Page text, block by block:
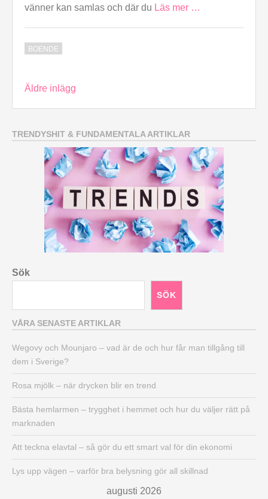
vänner kan samlas och där du Läs mer …
BOENDE
Inläggsnavigering
Äldre inlägg
TRENDYSHIT & FUNDAMENTALA ARTIKLAR
Sök
SÖK
VÅRA SENASTE ARTIKLAR
Wegovy och Mounjaro – vad är de och hur får man tillgång till
dem i Sverige?
Rosa mjölk – när drycken blir en trend
Bästa hemlarmen – trygghet i hemmet och hur du väljer rätt på
marknaden
Att teckna elavtal – så gör du ett smart val för din ekonomi
Lys upp vägen – varför bra belysning gör all skillnad
augusti 2026